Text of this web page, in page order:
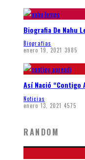
Biografia De Nahu
Biografias
enero 19, 2021 3985
Así Nació “Contigo
Noticias
enero 13, 2021 4575
RANDOM